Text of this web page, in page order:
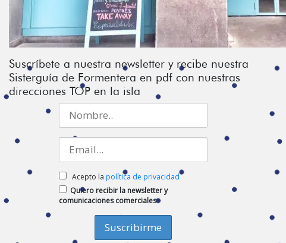
Suscríbete a nuestra newsletter y recibe nuestra
Sisterguía de Formentera en pdf con nuestras
direcciones TOP en la isla
Acepto la política de privacidad
Quiero recibir la newsletter y
comunicaciones comerciales